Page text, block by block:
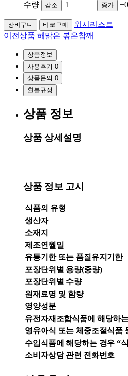
수량
감소 증가
장바구니 바로구매
위시리스트
이전상품 해맑은 볶은참깨
상품정보
사용후기 0
상품문의 0
환불규정
상품 정보
상품 상세설명
상품 정보 고시
식품의 유형
생산자
소재지
제조연월일
유통기한 또는 품질유지기한
포장단위별 용량(중량)
포장단위별 수량
원재료명 및 함량
영양성분
유전자재조합식품에 해당하
영유아식 또는 체중조절식품
수입식품에 해당하는 경우 “
소비자상담 관련 전화번호